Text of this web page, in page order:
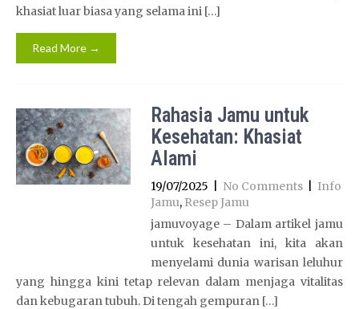
khasiat luar biasa yang selama ini […]
Read More →
Rahasia Jamu untuk
Kesehatan: Khasiat
Alami
19/07/2025 No Comments
Info
Jamu, Resep Jamu
jamuvoyage – Dalam artikel jamu
untuk kesehatan ini, kita akan
menyelami dunia warisan leluhur
yang hingga kini tetap relevan dalam menjaga vitalitas
dan kebugaran tubuh. Di tengah gempuran […]